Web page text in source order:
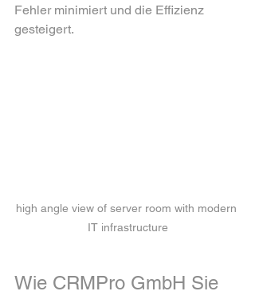
Fehler minimiert und die Effizienz
gesteigert.
high angle view of server room with modern
IT infrastructure
Wie CRMPro GmbH Sie